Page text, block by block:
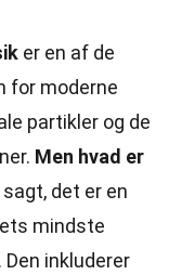
er en af de
for moderne
partikler og de
Men hvad er
det er en
mindste
inkluderer